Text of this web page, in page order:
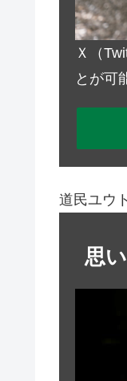
Ｘ（
とが可
道民ユウ
思